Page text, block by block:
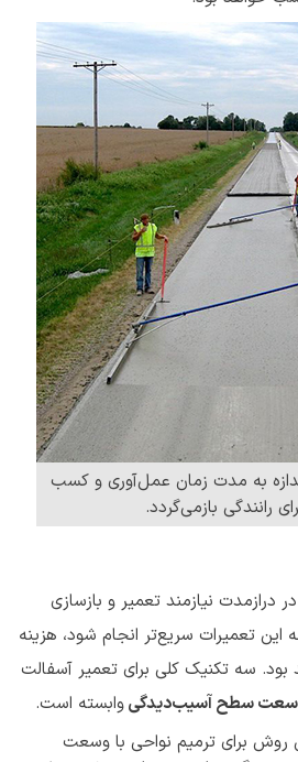
به مدت زمان عمل‌آوری و کسب
رانندگی بازمی‌گردد.
درازمدت نیازمند تعمیر و بازسازی
تعمیرات سریع‌تر انجام شود، هزینه
سه تکنیک کلی برای تعمیر آسفالت
سطح آسیب‌دیدگیوابسته است.
روش برای ترمیم نواحی با وسعت